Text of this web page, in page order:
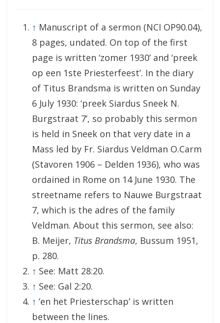
↑ Manuscript of a sermon (NCI OP90.04),
8 pages, undated. On top of the first
page is written ‘zomer 1930’ and ‘preek
op een 1ste Priesterfeest’. In the diary
of Titus Brandsma is written on Sunday
6 July 1930: ‘preek Siardus Sneek N.
Burgstraat 7’, so probably this sermon
is held in Sneek on that very date in a
Mass led by Fr. Siardus Veldman O.Carm
(Stavoren 1906 – Delden 1936), who was
ordained in Rome on 14 June 1930. The
streetname refers to Nauwe Burgstraat
7, which is the adres of the family
Veldman. About this sermon, see also:
B. Meijer, Titus Brandsma, Bussum 1951,
p. 280.
↑ See: Matt 28:20.
↑ See: Gal 2:20.
↑ ’en het Priesterschap’ is written
between the lines.